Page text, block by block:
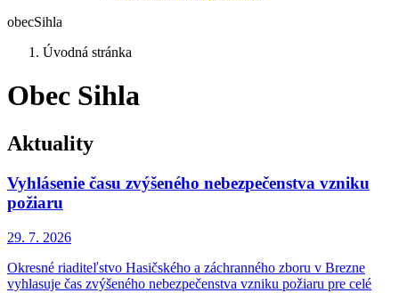
obecSihla
Úvodná stránka
Obec Sihla
Aktuality
Vyhlásenie času zvýšeného nebezpečenstva vzniku
požiaru
29. 7. 2026
Okresné riaditeľstvo Hasičského a záchranného zboru v Brezne
vyhlasuje čas zvýšeného nebezpečenstva vzniku požiaru pre celé